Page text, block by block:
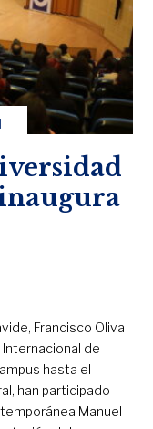
Francisco Oliva
Internacional de
hasta el
han participado
Manuel